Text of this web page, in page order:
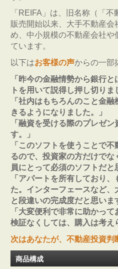
「REIFA」は、旧名称（「
販売開始以来、大手不動産
め、中小規模の不動産会社
ています。
以下はお客様の声からの一部
「昨今の金融情勢から銀行
トを用いて説得し押し切りま
「社内はもちろんのこと金
きるようになりました。」
「融資を受ける際のプレゼ
す。」
「このソフトを使うことで
るので、投資家の方だけで
員にとって必須のソフトだと
「アパートを所有しており
た。インターフェースなど
と段違いの完成度だと思いま
「大変便利で非常に助かっ
検証なくしては、購入は考
次はあなたが、不動産投資
商品構成